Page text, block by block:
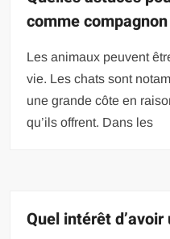
comme compagnon
Les animaux peuvent
vie. Les chats sont
une grande côte en
qu’ils offrent. Dans les
Quel intérêt d’avoir